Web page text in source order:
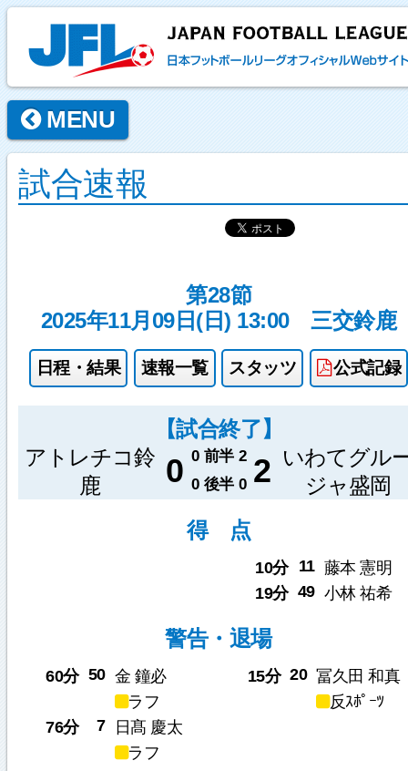
MENU
試合速報
第28節
2025年11月09日(日) 13:00
三交鈴鹿
日程・結果 速報一覧 スタッツ 公式記録
【試合終了】
アトレチコ鈴
鹿
0 0 前半 2 2 いわてグル
ジャ盛岡
0 後半 0
得 点
10分 11 藤本 憲明
19分 49 小林 祐希
警告・退場
60分 50 金 鐘必
ラフ
76分
7
日髙 慶太
ラフ
15分 20 冨久田 和真
反ｽﾎﾟｰﾂ